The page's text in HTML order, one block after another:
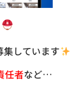
集しています
任者など…